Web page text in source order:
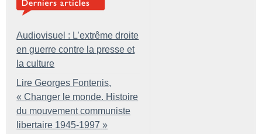
Audiovisuel : L’extrême droite
en guerre contre la presse et
la culture
Lire Georges Fontenis,
« Changer le monde. Histoire
du mouvement communiste
libertaire 1945-1997 »